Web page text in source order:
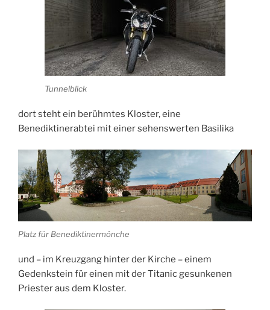
Tunnelblick
dort steht ein berühmtes Kloster, eine
Benediktinerabtei mit einer sehenswerten Basilika
Platz für Benediktinermönche
und – im Kreuzgang hinter der Kirche – einem
Gedenkstein für einen mit der Titanic gesunkenen
Priester aus dem Kloster.